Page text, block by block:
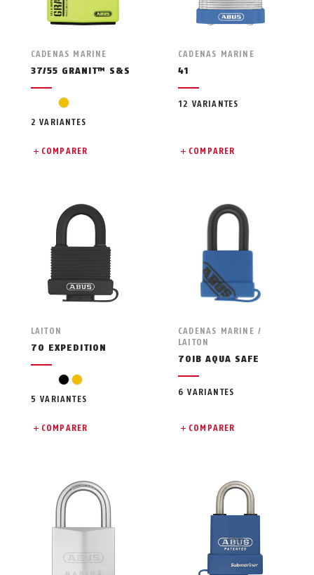
CADENAS MARINE
37/55 GRANIT™ S&S
jaune
2 VARIANTES
COMPARER
CADENAS MARINE
41
12 VARIANTES
COMPARER
LAITON
70 EXPEDITION
noirjaune
5 VARIANTES
COMPARER
CADENAS MARINE /
LAITON
70IB AQUA SAFE
6 VARIANTES
COMPARER